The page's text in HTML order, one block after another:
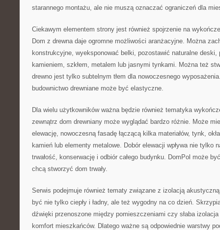
starannego montażu, ale nie muszą oznaczać ograniczeń dla
Ciekawym elementem strony jest również spojrzenie na
Dom z drewna daje ogromne możliwości aranżacyjne. Można
konstrukcyjne, wyeksponować belki, pozostawić naturalne deski,
kamieniem, szkłem, metalem lub jasnymi tynkami. Można też
drewno jest tylko subtelnym tłem dla nowoczesnego
budownictwo drewniane może być elastyczne.
Dla wielu użytkowników ważna będzie również tematyka
zewnątrz dom drewniany może wyglądać bardzo różnie. Może
elewację, nowoczesną fasadę łączącą kilka materiałów, tynk,
kamień lub elementy metalowe. Dobór elewacji wpływa nie tylko
trwałość, konserwację i odbiór całego budynku. DomPol może
chcą stworzyć dom trwały.
Serwis podejmuje również tematy związane z izolacją
być nie tylko ciepły i ładny, ale też wygodny na co dzień.
dźwięki przenoszone między pomieszczeniami czy słaba izolacja
komfort mieszkańców. Dlatego ważne są odpowiednie warstwy